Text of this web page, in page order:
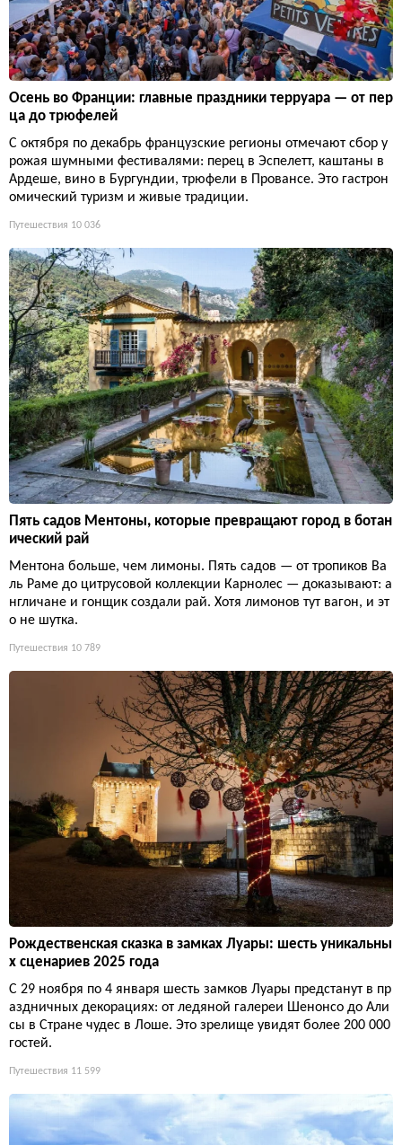
Осень во Франции: главные праздники терруара — от пер
ца до трюфелей
С октября по декабрь французские регионы отмечают сбор у
рожая шумными фестивалями: перец в Эспелетт, каштаны в
Ардеше, вино в Бургундии, трюфели в Провансе. Это гастрон
омический туризм и живые традиции.
Путешествия 10 036
Пять садов Ментоны, которые превращают город в ботан
ический рай
Ментона больше, чем лимоны. Пять садов — от тропиков Ва
ль Раме до цитрусовой коллекции Карнолес — доказывают: а
нгличане и гонщик создали рай. Хотя лимонов тут вагон, и эт
о не шутка.
Путешествия 10 789
Рождественская сказка в замках Луары: шесть уникальны
х сценариев 2025 года
С 29 ноября по 4 января шесть замков Луары предстанут в пр
аздничных декорациях: от ледяной галереи Шенонсо до Али
сы в Стране чудес в Лоше. Это зрелище увидят более 200 000
гостей.
Путешествия 11 599